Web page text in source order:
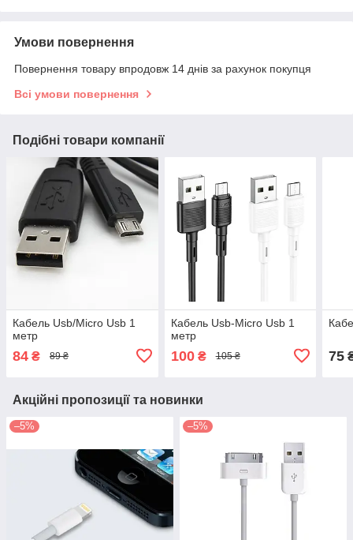
Умови повернення
Повернення товару впродовж 14 днів за рахунок покупця
Всі умови повернення
Подібні товари компанії
Кабель Usb/Micro Usb 1
метр
84 ₴ 89 ₴
Кабель Usb-Micro Usb 1
метр
100₴ 105 ₴ 75
Акційні пропозиції та новинки
–5% –5%